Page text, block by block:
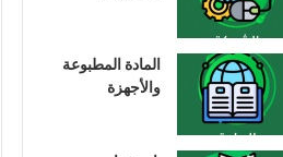
المادة المطبوعة
والأجهزة